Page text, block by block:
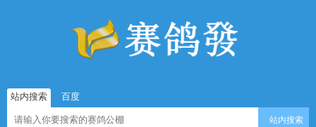
站内搜索 百度
站内搜索